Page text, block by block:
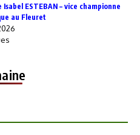
Isabel ESTEBAN – vice championne
au Fleuret